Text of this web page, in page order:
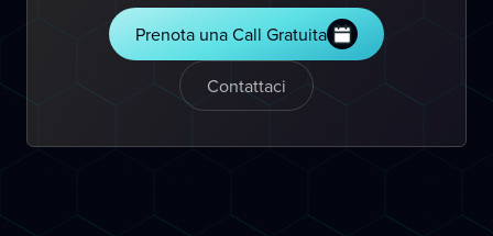
Prenota una Call Gratuita
Contattaci